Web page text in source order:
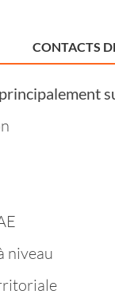
CONTACTS
niveau